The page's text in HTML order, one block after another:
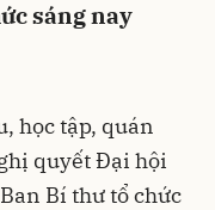
sáng nay
học tập, quán
quyết Đại hội
Bí thư tổ chức